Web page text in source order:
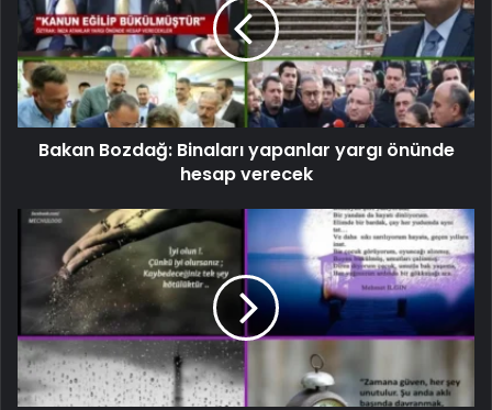
Bakan Bozdağ: Binaları yapanlar yargı önünde
hesap verecek